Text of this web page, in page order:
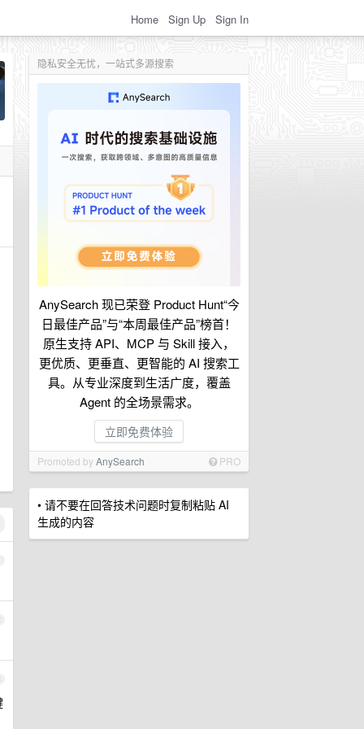
Home Sign Up Sign In
隐私安全无忧，一站式多源搜索
AnySearch 现已荣登 Product Hunt“今
日最佳产品”与“本周最佳产品”榜首！
原生支持 API、MCP 与 Skill 接入，
更优质、更垂直、更智能的 AI 搜索工
具。从专业深度到生活广度，覆盖
Agent 的全场景需求。
立即免费体验
Promoted byAnySearch PRO
• 请不要在回答技术问题时复制粘贴 AI
生成的内容